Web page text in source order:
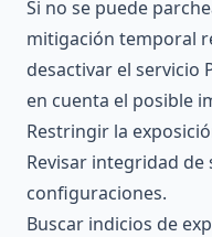
Si no se puede
mitigación temporal
desactivar el servicio
en cuenta el posible
Restringir la
Revisar integridad de
configuraciones.
Buscar indicios de